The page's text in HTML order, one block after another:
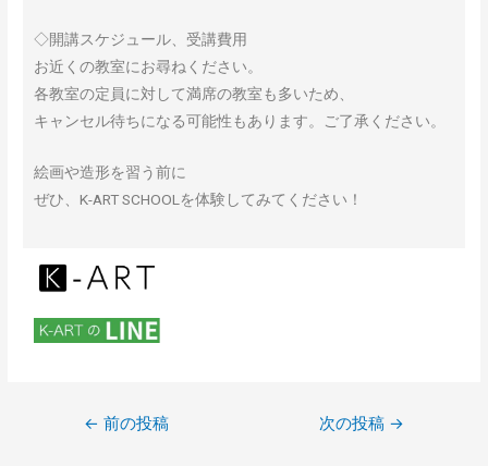
◇開講スケジュール、受講費用
お近くの教室にお尋ねください。
各教室の定員に対して満席の教室も多いため、
キャンセル待ちになる可能性もあります。ご了承ください。
絵画や造形を習う前に
ぜひ、K-ART SCHOOLを体験してみてください！
← 前の投稿 次の投稿 →